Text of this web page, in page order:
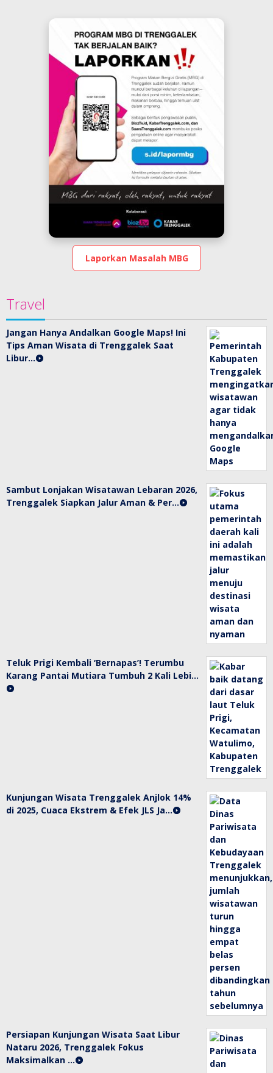
Laporkan Masalah MBG
Travel
Jangan Hanya Andalkan Google Maps! Ini
Tips Aman Wisata di Trenggalek Saat
Libur…
Sambut Lonjakan Wisatawan Lebaran 2026,
Trenggalek Siapkan Jalur Aman & Per…
Teluk Prigi Kembali ‘Bernapas’! Terumbu
Karang Pantai Mutiara Tumbuh 2 Kali Lebi…
Kunjungan Wisata Trenggalek Anjlok 14%
di 2025, Cuaca Ekstrem & Efek JLS Ja…
Persiapan Kunjungan Wisata Saat Libur
Nataru 2026, Trenggalek Fokus
Maksimalkan …